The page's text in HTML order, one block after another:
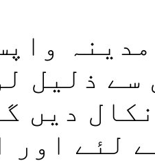
سے ذلیل
دیں
لئے اور